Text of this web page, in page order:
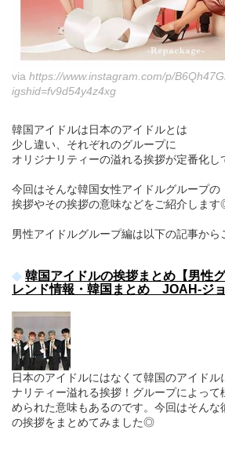
via https://www.instagram.com/p/
igshid=fv9d54y4z4xg
韓国アイドルは日本のアイドルとは
少し違い、それぞれのグループに
オリジナリティーの溢れる挨拶が定番化
今回はそんな韓国女性アイドルグループの
挨拶やその挨拶の意味などをご紹介します
男性アイドルグループ編は以下の記事か
韓国アイドルの挨拶まとめ【男性
レンド情報・韓国まとめ JOAH-ジ
日本のアイドルにはなくて韓国のアイドル
ナリティー溢れる挨拶！グループによって
められた意味もあるのです。今回はそんな
の挨拶をまとめてみました◎